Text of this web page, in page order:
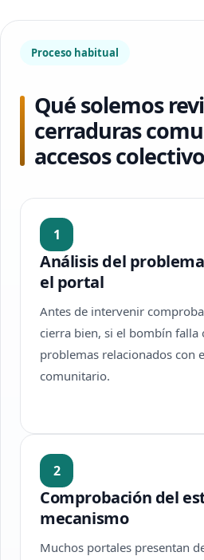
Proceso habitual
Qué solemos
cerraduras
accesos
1
Análisis del
el portal
Antes de intervenir
cierra bien, si el bombín falla
problemas relacionados con
comunitario.
2
Comprobación del
mecanismo
Muchos portales presentan